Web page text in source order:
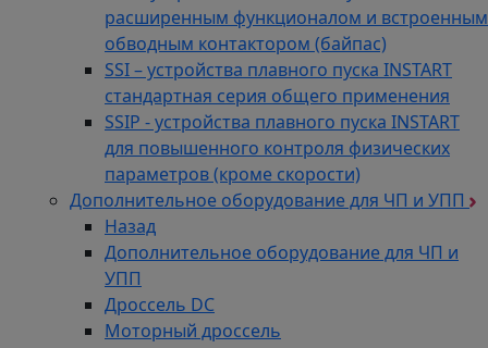
расширенным функционалом и встроенным
обводным контактором (байпас)
SSI – устройства плавного пуска INSTART
стандартная серия общего применения
SSIP - устройства плавного пуска INSTART
для повышенного контроля физических
параметров (кроме скорости)
Дополнительное оборудование для ЧП и УПП
Назад
Дополнительное оборудование для ЧП и
УПП
Дроссель DC
Моторный дроссель